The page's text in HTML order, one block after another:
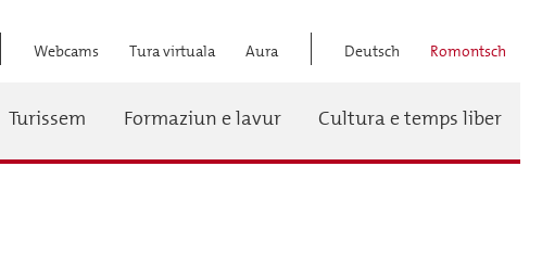
Menü
Webcams Tura virtuala Aura Deutsch Romontsch
Turissem Formaziun e lavur Cultura e temps liber